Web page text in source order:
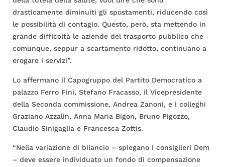
drasticamente diminuiti gli spostamenti, riducendo così
le possibilità di contagio. Questo, però, sta mettendo in
grande difficoltà le aziende del trasporto pubblico che
comunque, seppur a scartamento ridotto, continuano a
erogare i servizi”.
Lo affermano il Capogruppo del Partito Democratico a
palazzo Ferro Fini, Stefano Fracasso, il Vicepresidente
della Seconda commissione, Andrea Zanoni, e i colleghi
Graziano Azzalin, Anna Maria Bigon, Bruno Pigozzo,
Claudio Sinigaglia e Francesca Zottis.
“Nella variazione di bilancio – spiegano i consiglieri Dem
– deve essere individuato un fondo di compensazione